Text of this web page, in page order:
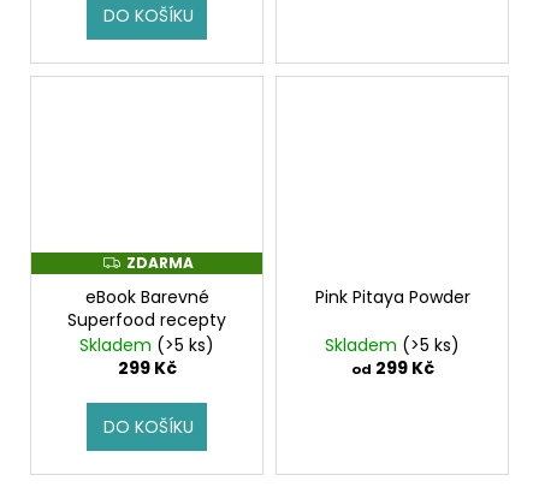
DO KOŠÍKU
Z
D
A
R
M
A
ZDARMA
eBook Barevné
Superfood recepty
Skladem (>5 ks)
299 Kč
DO KOŠÍKU
Pink Pitaya Powder
Skladem (>5 ks)
od 299 Kč